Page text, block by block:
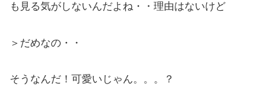
も見る気がしないんだよね・・理由はないけど
＞だめなの・・
そうなんだ！可愛いじゃん。。。？